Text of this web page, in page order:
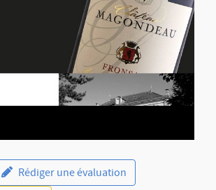
Rédiger une évaluation